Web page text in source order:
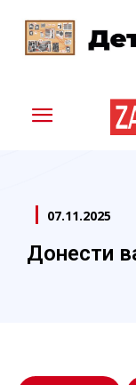
07.11.2025
Донести